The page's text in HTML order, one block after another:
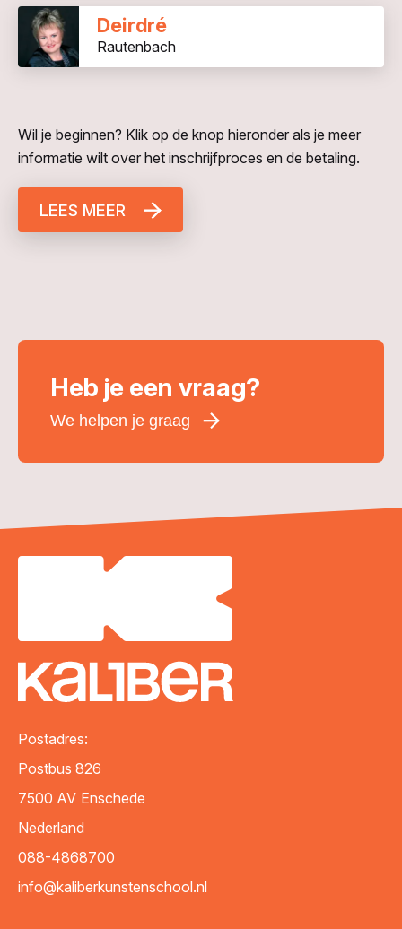
Deirdré
Rautenbach
Wil je beginnen? Klik op de knop hieronder als je meer
informatie wilt over het inschrijfproces en de betaling.
LEES MEER
Heb je een vraag?
We helpen je graag
E-mailadres
Telefoonnummer
Woonplaats*
Bericht
Postadres:
Postbus 826
7500 AV Enschede
Nederland
088-4868700
info@kaliberkunstenschool.nl